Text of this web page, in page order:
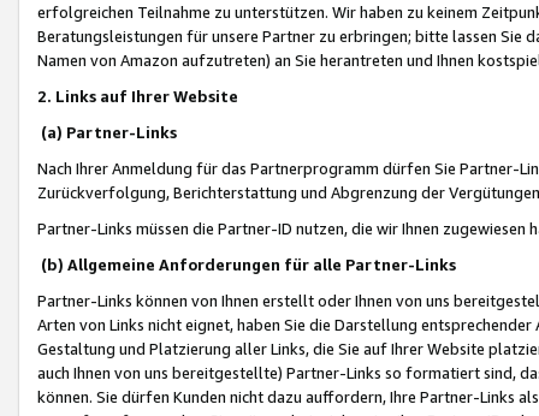
erfolgreichen Teilnahme zu unterstützen. Wir haben zu keinem
Beratungsleistungen für unsere Partner zu erbringen; bitte lassen Sie
Namen von Amazon aufzutreten) an Sie herantreten und Ihnen
2. Links auf Ihrer Website
(a) Partner-Links
Nach Ihrer Anmeldung für das Partnerprogramm dürfen Sie Partner-
Zurückverfolgung, Berichterstattung und Abgrenzung der
Partner-Links müssen die Partner-ID nutzen, die wir Ihnen zugewiesen
(b) Allgemeine Anforderungen für alle Partner-Links
Partner-Links können von Ihnen erstellt oder Ihnen von uns
Arten von Links nicht eignet, haben Sie die Darstellung
Gestaltung und Platzierung aller Links, die Sie auf Ihrer Website
auch Ihnen von uns bereitgestellte) Partner-Links so formatiert sind,
können. Sie dürfen Kunden nicht dazu auffordern, Ihre Partner-Links